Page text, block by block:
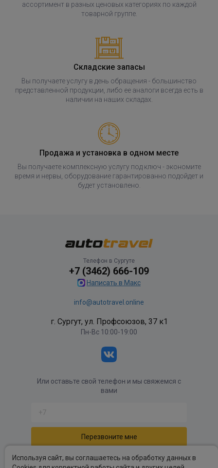
ассортимент в разных ценовых категориях по каждой
товарной группе.
Складские запасы
Вы получаете услугу в день обращения - большинство
представленной продукции, либо ее аналоги всегда есть в
наличии на наших складах.
Продажа и установка в одном месте
Вы получаете комплексную услугу под ключ - экономите
время и нервы, оборудование гарантированно подойдет и
будет установлено.
Телефон в Сургуте
+7 (3462) 666-109
Написать в Макс
info@autotravel.online
г. Сургут, ул. Профсоюзов, 37 к1
Пн-Вс 10:00-19:00
Или оставьте свой телефон и мы свяжемся с
вами
Отправляя форму вы соглашаетесь сполитикой
обработки персональных данных.
Используя сайт, вы соглашаетесь на обработку данных в